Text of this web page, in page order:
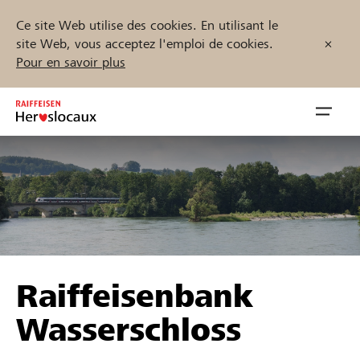
Ce site Web utilise des cookies. En utilisant le
site Web, vous acceptez l'emploi de cookies.
Pour en savoir plus
Inhalt
springen
öffnen
Parrainer
Soutien & assistance
Trouvez des projets et des organisations
Démarrez maintenant
Raiffeisenbank
Wasserschloss